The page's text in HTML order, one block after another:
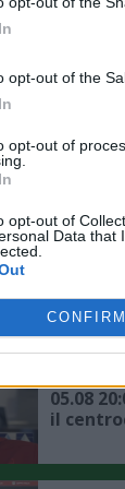
opt-out of the
opt-out of
opt-out of
Data that
CONFIRM
05.08
ma in
05.08
Napoli,
ultime"
05.08
il